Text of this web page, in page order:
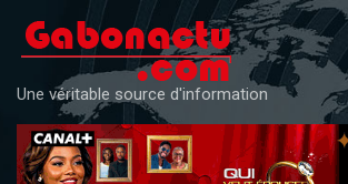
content
Une véritable source d'information